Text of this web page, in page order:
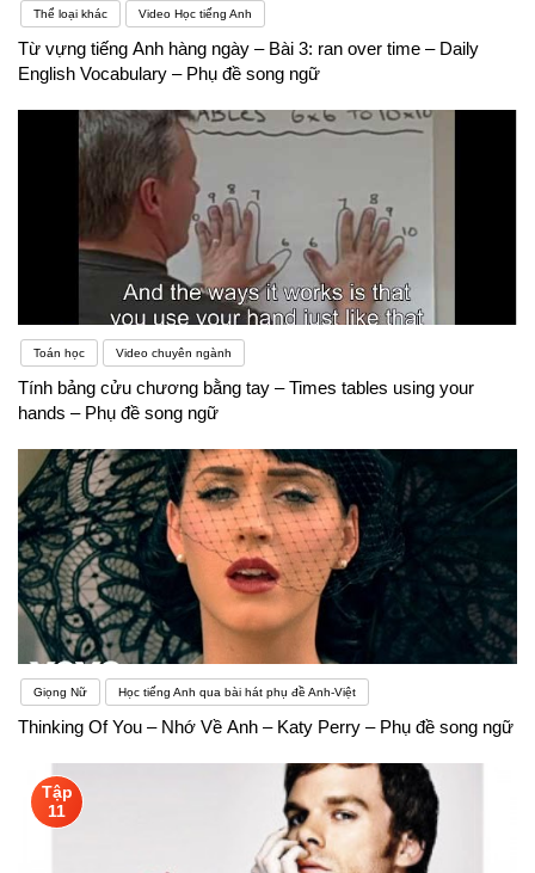
Thể loại khác Video Học tiếng Anh
Từ vựng tiếng Anh hàng ngày – Bài 3: ran over time – Daily
English Vocabulary – Phụ đề song ngữ
Toán học Video chuyên ngành
Tính bảng cửu chương bằng tay – Times tables using your
hands – Phụ đề song ngữ
Giọng Nữ Học tiếng Anh qua bài hát phụ đề Anh-Việt
Thinking Of You – Nhớ Về Anh – Katy Perry – Phụ đề song ngữ
Tập
11